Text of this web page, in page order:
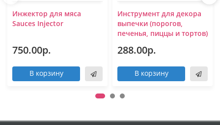
Инжектор для мяса
Sauces Injector
750.00р.
В корзину
Инструмент для декора
выпечки (порогов,
печенья, пиццы и тортов)
288.00р.
В корзину